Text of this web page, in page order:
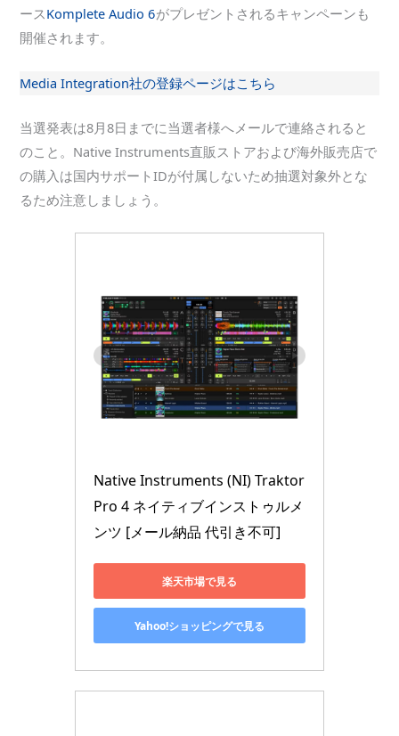
ースKomplete Audio 6がプレゼントされるキャンペーンも
開催されます。
Media Integration社の登録ページはこちら
当選発表は8月8日までに当選者様へメールで連絡されると
のこと。Native Instruments直販ストアおよび海外販売店で
の購入は国内サポートIDが付属しないため抽選対象外とな
るため注意しましょう。
Native Instruments (NI) Traktor
Pro 4 ネイティブインストゥルメ
ンツ [メール納品 代引き不可]
楽天市場で見る
Yahoo!ショッピングで見る